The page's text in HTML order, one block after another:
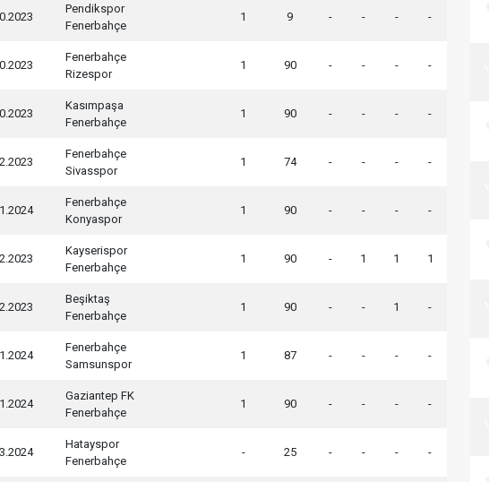
Pendikspor
Fenerbahçe
1 9 - - - -
Fenerbahçe
Rizespor
1 90 - - - -
Kasımpaşa
Fenerbahçe
1 90 - - - -
Fenerbahçe
Sivasspor
1 74 - - - -
Fenerbahçe
Konyaspor
1 90 - - - -
Kayserispor
Fenerbahçe
1 90 - 1 1 1
Beşiktaş
Fenerbahçe
1 90 - - 1 -
Fenerbahçe
Samsunspor
1 87 - - - -
Gaziantep FK
Fenerbahçe
1 90 - - - -
Hatayspor
Fenerbahçe
- 25 - - - -